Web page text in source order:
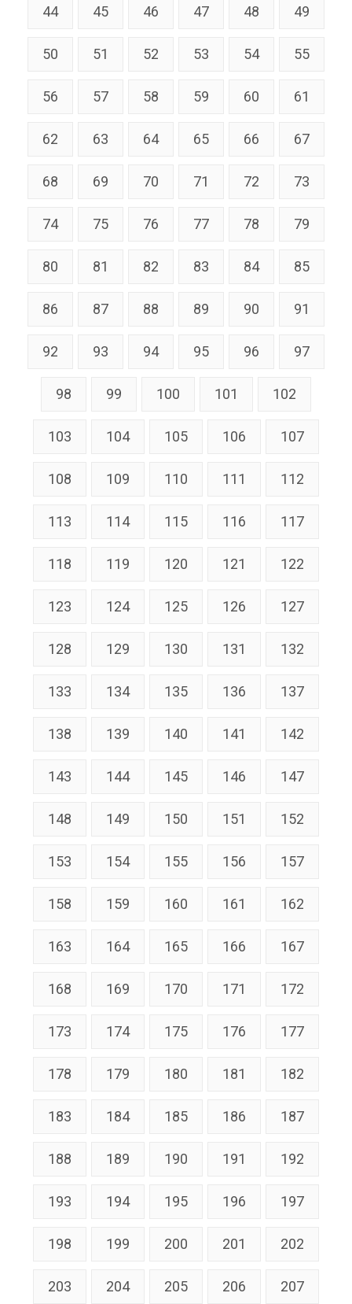
44 45 46 47 48 49
50 51 52 53 54 55
56 57 58 59 60 61
62 63 64 65 66 67
68 69 70 71 72 73
74 75 76 77 78 79
80 81 82 83 84 85
86 87 88 89 90 91
92 93 94 95 96 97
98 99 100 101 102
103 104 105 106 107
108 109 110 111 112
113 114 115 116 117
118 119 120 121 122
123 124 125 126 127
128 129 130 131 132
133 134 135 136 137
138 139 140 141 142
143 144 145 146 147
148 149 150 151 152
153 154 155 156 157
158 159 160 161 162
163 164 165 166 167
168 169 170 171 172
173 174 175 176 177
178 179 180 181 182
183 184 185 186 187
188 189 190 191 192
193 194 195 196 197
198 199 200 201 202
203 204 205 206 207